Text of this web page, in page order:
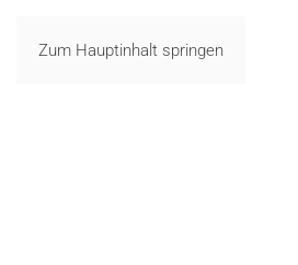
Zum Hauptinhalt springen